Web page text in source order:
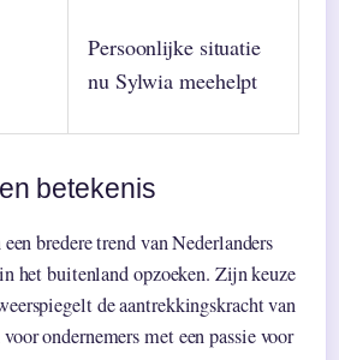
Persoonlijke situatie
nu Sylwia meehelpt
betekenis
bredere trend van Nederlanders
het buitenland opzoeken. Zijn keuze
de aantrekkingskracht van
ondernemers met een passie voor